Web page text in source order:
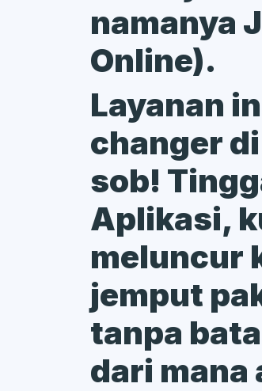
namanya
Online).
Layanan
changer
sob!
Aplikasi,
meluncur
jemput
tanpa
dari mana